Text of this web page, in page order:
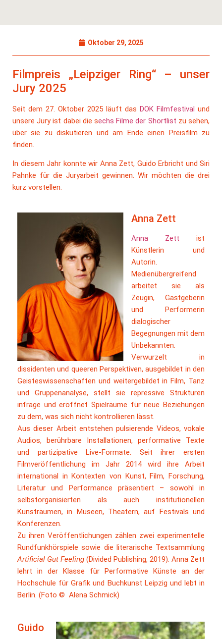
Oktober 29, 2025
Filmpreis „Leipziger Ring“ – unser
Jury 2025
Seit dem 27. Oktober 2025 läuft das DOK Filmfestival und
unsere Jury ist dabei die sechs Filme der Shortlist zu sehen,
über sie zu diskutieren und am Ende einen Preisfilm zu
finden.
In diesem Jahr konnte wir Anna Zett, Guido Erbricht und Siri
Pahnke für die Juryarbeit gewinnen. Wir möchten die drei
kurz vorstellen.
Anna Zett
Anna Zett ist
Künstlerin und
Autorin.
Medienübergreifend
arbeitet sie als
Zeugin, Gastgeberin
und Performerin
dialogischer
Begegnungen mit dem
Unbekannten.
Verwurzelt in
dissidenten und queeren Perspektiven, ausgebildet in den
Geisteswissenschaften und weitergebildet in Film, Tanz
und Gruppenanalyse, stellt sie repressive Strukturen
infrage und eröffnet Spielräume für neue Beziehungen
zu dem, was sich nicht kontrollieren lässt.
Aus dieser Arbeit entstehen pulsierende Videos, vokale
Audios, berührbare Installationen, performative Texte
und partizipative Live-Formate. Seit ihrer ersten
Filmveröffentlichung im Jahr 2014 wird ihre Arbeit
international in Kontexten von Kunst, Film, Forschung,
Literatur und Performance präsentiert – sowohl in
selbstorganisierten als auch institutionellen
Kunsträumen, in Museen, Theatern, auf Festivals und
Konferenzen.
Zu ihren Veröffentlichungen zählen zwei experimentelle
Rundfunkhörspiele sowie die literarische Textsammlung
Artificial Gut Feeling (Divided Publishing, 2019). Anna Zett
lehrt in der Klasse für Performative Künste an der
Hochschule für Grafik und Buchkunst Leipzig und lebt in
Berlin. (Foto © Alena Schmick)
Guido